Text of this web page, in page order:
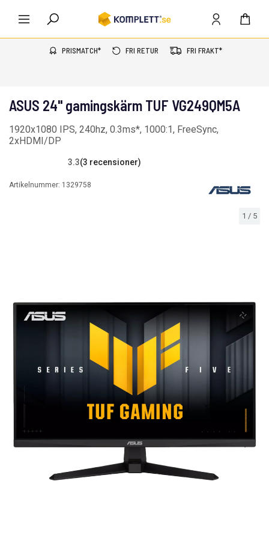
PRISMATCH* FRI RETUR FRI FRAKT*
1 / 5
ASUS 24" gamingskärm TUF VG249QM5A
1920x1080 IPS, 240hz, 0.3ms*, 1000:1, FreeSync,
2xHDMI/DP
3.3(3 recensioner)
Artikelnummer: 1329758